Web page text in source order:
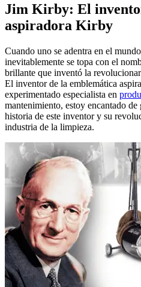
Jim Kirby: El
aspiradora Kirby
Cuando uno se adentra en el
inevitablemente se topa con el
brillante que inventó la
El inventor de la emblemática
experimentado especialista en
mantenimiento, estoy encantado
historia de este inventor y su
industria de la limpieza.